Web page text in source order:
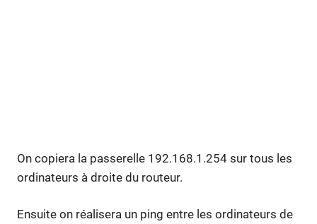
On copiera la passerelle 192.168.1.254 sur tous les
ordinateurs à droite du routeur.
Ensuite on réalisera un ping entre les ordinateurs de